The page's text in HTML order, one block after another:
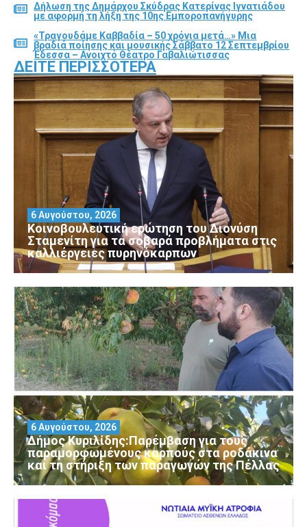
Δήλωση της Δημάρχου Σκύδρας Κατερίνας Ιγνατιάδου
με αφορμή τη λήξη της 10ης Εμποροπανήγυρης
«Τραγουδάμε Καββαδία – 50 χρόνια μετά…» Μια
βραδιά ποίησης και μουσικής Σάββατο 12 Σεπτεμβρίου
Έδεσσα – Ανοιχτό Θέατρο Γαβαλιώτισσας
ΔΕΊΤΕ ΠΕΡΙΣΣΌΤΕΡΑ
Κοινοβουλευτική ερώτηση του Διονύση
Σταμενίτη για τα σοβαρά προβλήματα στις
καλλιέργειες πυρηνόκαρπων
6 Αυγούστου, 2026
Δήμος Κυριλίδης:Παρέμβαση για τους
παραμορφωμένους καρπούς στα ροδάκινα
και τη στήριξη των παραγωγών της Πέλλας
6 Αυγούστου, 2026